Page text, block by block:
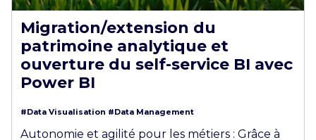
Migration/extension du
patrimoine analytique et
ouverture du self-service BI avec
Power BI
#Data Visualisation #Data Management
Autonomie et agilité pour les métiers : Grâce à